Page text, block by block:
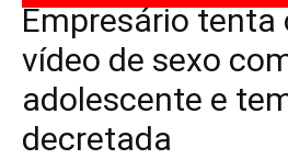
Empresário tenta
vídeo de sexo
adolescente e
decretada